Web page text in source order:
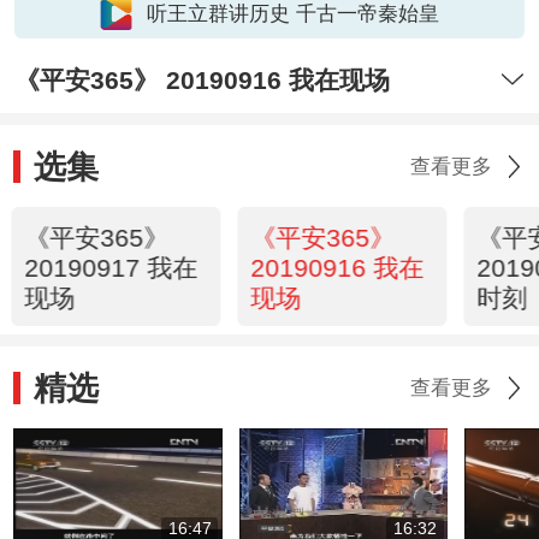
听王立群讲历史 千古一帝秦始皇
《平安365》 20190916 我在现场
选集 查看更多
《平安365》
20190917 我在
现场
《平安365》
20190916 我在
现场
《
时刻
精选 查看更多
16:47 16:32